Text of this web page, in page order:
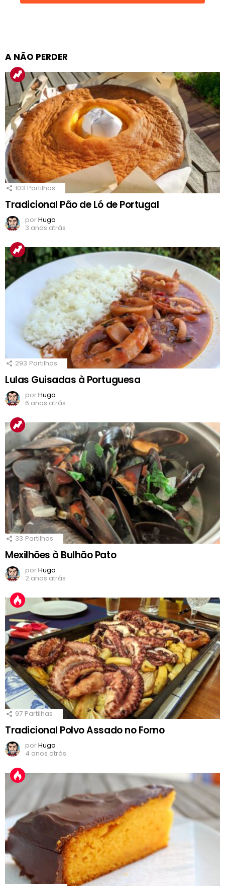
A NÃO PERDER
103 Partilhas
Tradicional Pão de Ló de Portugal
porHugo
3 anos atrás
293 Partilhas
Lulas Guisadas à Portuguesa
porHugo
6 anos atrás
33 Partilhas
Mexilhões à Bulhão Pato
porHugo
2 anos atrás
97 Partilhas
Tradicional Polvo Assado no Forno
porHugo
4 anos atrás